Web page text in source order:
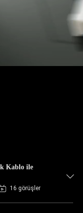
Kablo ile
16 görüşler